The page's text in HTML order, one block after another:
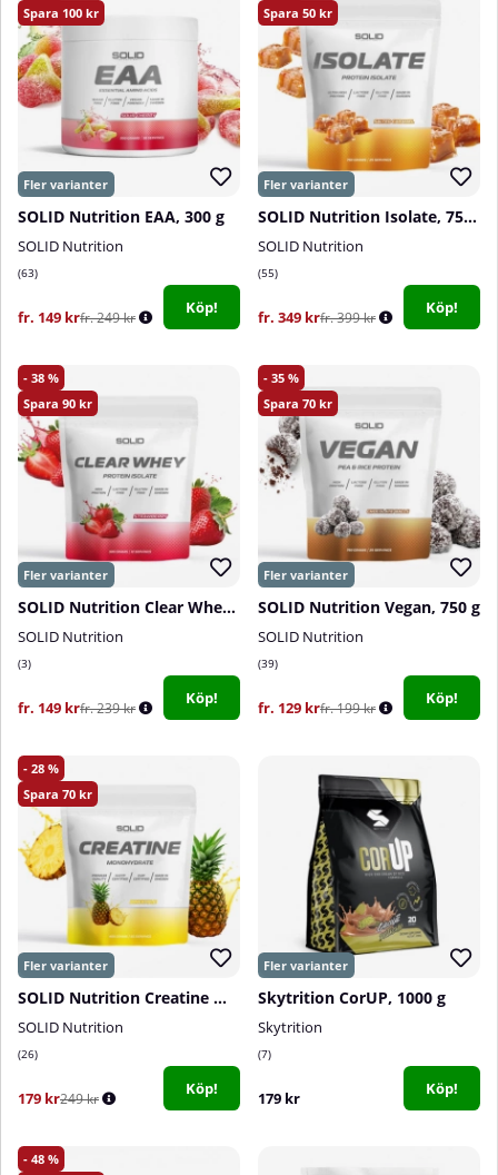
100
SOLID Nutrition EAA, 300 g
SOLID Nutrition
63
fr. 149 krfr. 249 kr
Köp!
50
SOLID Nutrition Isolate, 750 g
SOLID Nutrition
55
fr. 349 krfr. 399 kr
Köp!
38
90
SOLID Nutrition Clear Whey, 300 g
SOLID Nutrition
3
fr. 149 krfr. 239 kr
Köp!
35
70
SOLID Nutrition Vegan, 750 g
SOLID Nutrition
39
fr. 129 krfr. 199 kr
Köp!
28
70
SOLID Nutrition Creatine Monohydrate, 400 g
SOLID Nutrition
26
179 kr249 kr
Köp!
Skytrition CorUP, 1000 g
Skytrition
7
179 kr Köp!
48